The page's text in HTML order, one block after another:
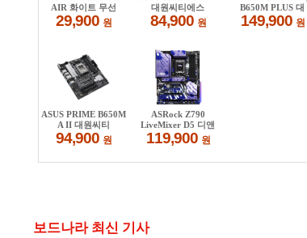
보드나라 최신 기사